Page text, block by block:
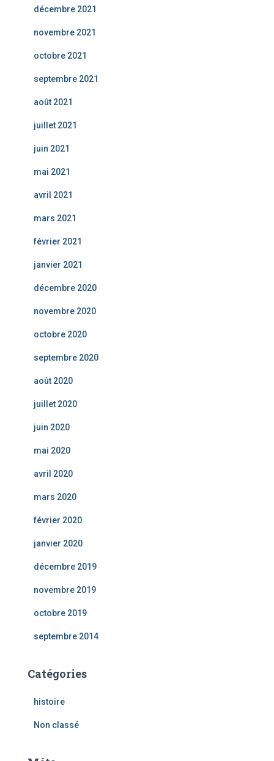
décembre 2021
novembre 2021
octobre 2021
septembre 2021
août 2021
juillet 2021
juin 2021
mai 2021
avril 2021
mars 2021
février 2021
janvier 2021
décembre 2020
novembre 2020
octobre 2020
septembre 2020
août 2020
juillet 2020
juin 2020
mai 2020
avril 2020
mars 2020
février 2020
janvier 2020
décembre 2019
novembre 2019
octobre 2019
septembre 2014
Catégories
histoire
Non classé